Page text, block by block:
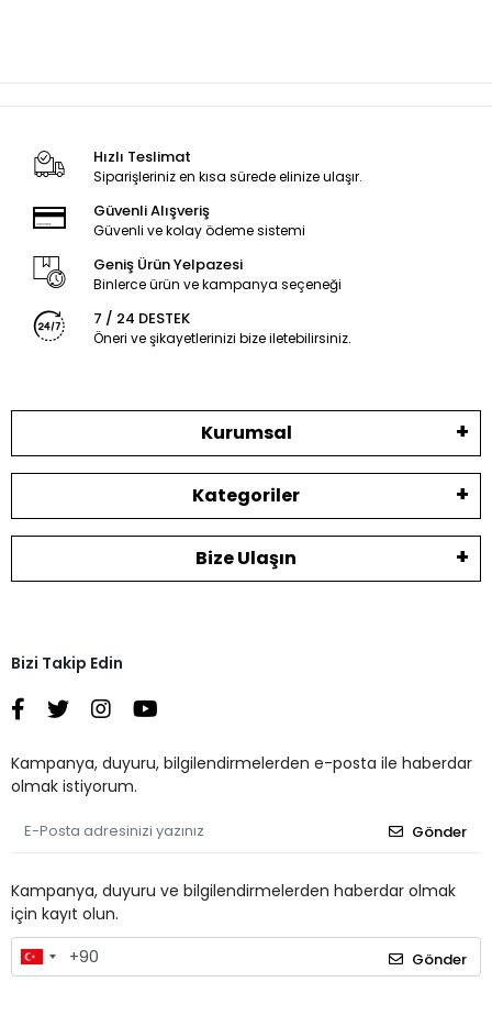
Hızlı Teslimat
Siparişleriniz en kısa sürede elinize ulaşır.
Güvenli Alışveriş
Güvenli ve kolay ödeme sistemi
Geniş Ürün Yelpazesi
Binlerce ürün ve kampanya seçeneği
7 / 24 DESTEK
Öneri ve şikayetlerinizi bize iletebilirsiniz.
Kurumsal
Kategoriler
Bize Ulaşın
Bizi Takip Edin
Kampanya, duyuru, bilgilendirmelerden e-posta ile haberdar
olmak istiyorum.
Gönder
Kampanya, duyuru ve bilgilendirmelerden haberdar olmak
için kayıt olun.
Gönder